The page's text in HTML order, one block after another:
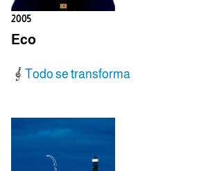
2005
Eco
Todo se transforma